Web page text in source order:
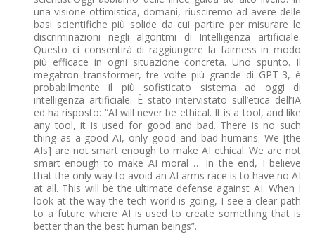
una visione ottimistica, domani, riusciremo ad avere delle
basi scientifiche più solide da cui partire per misurare le
discriminazioni negli algoritmi di Intelligenza artificiale.
Questo ci consentirà di raggiungere la fairness in modo
più efficace in ogni situazione concreta. Uno spunto. Il
megatron transformer, tre volte più grande di GPT-3, è
probabilmente il più sofisticato sistema ad oggi di
intelligenza artificiale. È stato intervistato sull’etica dell’IA
ed ha risposto: “AI will never be ethical. It is a tool, and like
any tool, it is used for good and bad. There is no such
thing as a good AI, only good and bad humans. We [the
AIs] are not smart enough to make AI ethical. We are not
smart enough to make AI moral … In the end, I believe
that the only way to avoid an AI arms race is to have no AI
at all. This will be the ultimate defense against AI. When I
look at the way the tech world is going, I see a clear path
to a future where AI is used to create something that is
better than the best human beings”.